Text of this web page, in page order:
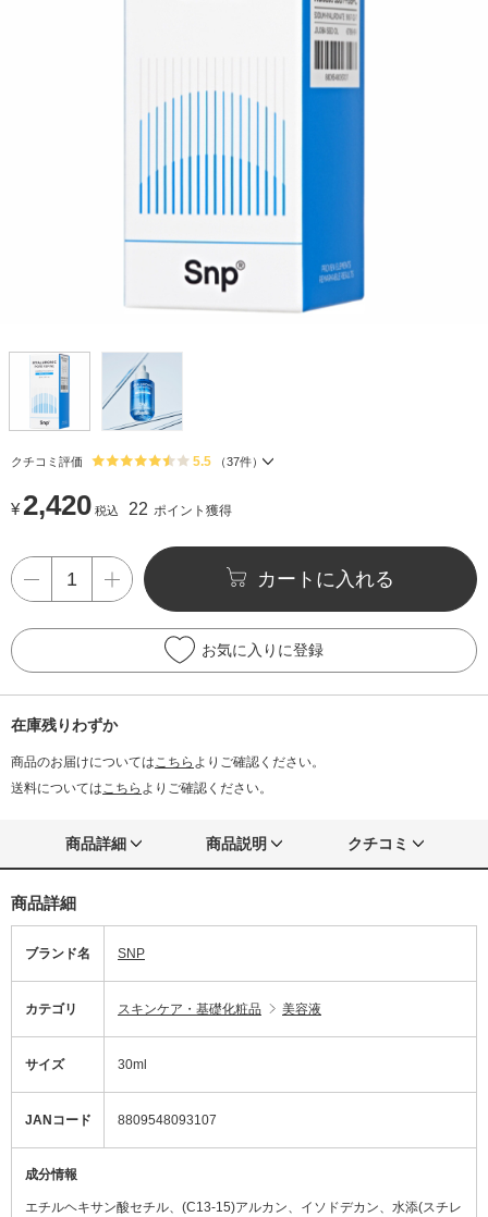
クチコミ評価 5.5 （37件）
¥ 2,420 税込 22 ポイント獲得
カートに入れる
お気に入りに登録
在庫残りわずか
商品のお届けについてはこちら よりご確認ください。
送料についてはこちら よりご確認ください。
商品詳細 商品説明 クチコミ
商品詳細
ブランド名 SNP
カテゴリ スキンケア・基礎化粧品 美容液
サイズ 30ml
JANコード 8809548093107
成分情報
エチルヘキサン酸セチル、(C13-15)アルカン、イソドデカン、水添(スチレ